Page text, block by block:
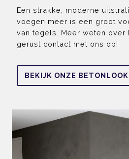
Een strakke, moderne
voegen meer is een groot
van tegels. Meer weten over
gerust contact met ons op!
BEKIJK ONZE